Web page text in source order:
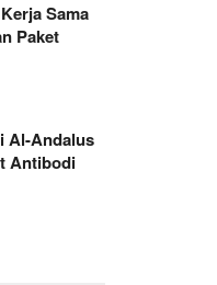
Sama
Paket
Al-Andalus
Antibodi